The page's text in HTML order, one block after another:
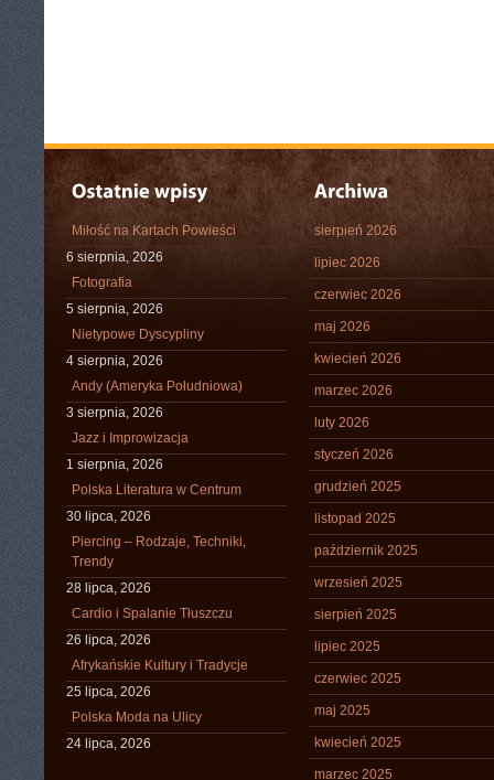
Miłość na Kartach Powieści
6 sierpnia, 2026
Fotografia
5 sierpnia, 2026
Nietypowe Dyscypliny
4 sierpnia, 2026
Andy (Ameryka Południowa)
3 sierpnia, 2026
Jazz i Improwizacja
1 sierpnia, 2026
Polska Literatura w Centrum
30 lipca, 2026
Piercing – Rodzaje, Techniki,
Trendy
28 lipca, 2026
Cardio i Spalanie Tłuszczu
26 lipca, 2026
Afrykańskie Kultury i Tradycje
25 lipca, 2026
Polska Moda na Ulicy
24 lipca, 2026
sierpień 2026
lipiec 2026
czerwiec 2026
maj 2026
kwiecień 2026
marzec 2026
luty 2026
styczeń 2026
grudzień 2025
listopad 2025
październik 2025
wrzesień 2025
sierpień 2025
lipiec 2025
czerwiec 2025
maj 2025
kwiecień 2025
marzec 2025